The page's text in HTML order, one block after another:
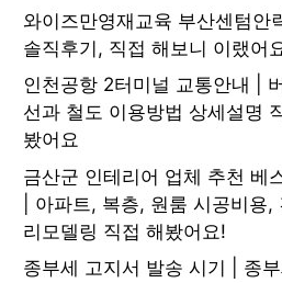
와이즈만영재교육 부산센텀안
솔직후기, 직접 해보니 이랬어
인천공항 2터미널 교통안내 |
선과 철도 이용방법 상세설명
봤어요
금산군 인테리어 업체 추천 베
| 아파트, 복층, 원룸 시공비용,
리모델링 직접 해봤어요!
종부세 고지서 발송 시기 | 종